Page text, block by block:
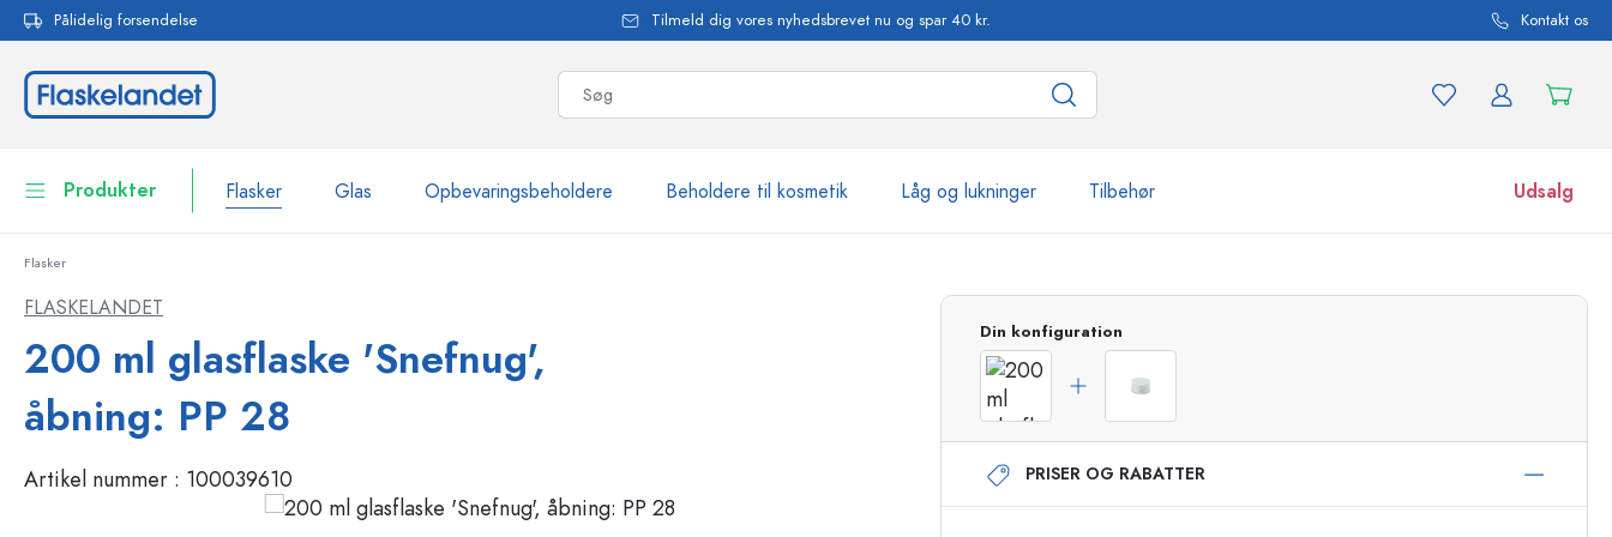
Gå til hovednavigation
Pålidelig forsendelse Tilmeld dig vores nyhedsbrevet nu og spar 40 kr. Kontakt os
Produkter Flasker Glas Opbevaringsbeholdere Beholdere til kosmetik Låg og lukninger Tilbehør Udsalg
Bordservice
Flasker efter mærke
WECK-flasker
Flasker med patentprop
Sprayflasker
Airless-dispensere
Roll-on flasker
Glas
Flasker
FLASKELANDET
200 ml glasflaske 'Snefnug',
åbning: PP 28
Artikel nummer : 100039610
Din konfiguration
PRISER OG RABATTER